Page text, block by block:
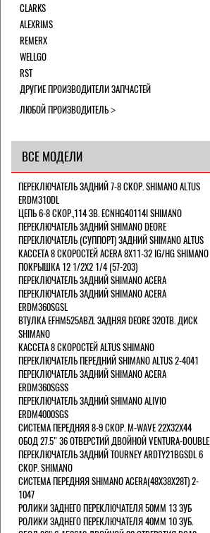
CLARKS
ALEXRIMS
REMERX
WELLGO
RST
ДРУГИЕ ПРОИЗВОДИТЕЛИ ЗАПЧАСТЕЙ
ЛЮБОЙ ПРОИЗВОДИТЕЛЬ
ВСЕ МОДЕЛИ
ПЕРЕКЛЮЧАТЕЛЬ ЗАДНИЙ 7-8 СКОР. SHIMANO ALTUS
ERDM310DL
ЦЕПЬ 6-8 СКОР.,114 ЗВ. ECNHG40114I SHIMANO
ПЕРЕКЛЮЧАТЕЛЬ ЗАДНИЙ SHIMANO DEORE
ПЕРЕКЛЮЧАТЕЛЬ (СУППОРТ) ЗАДНИЙ SHIMANO ALTUS
КАССЕТА 8 СКОРОСТЕЙ ACERA 8Х11-32 IG/HG SHIMANO
ПОКРЫШКА 12 1/2X2 1/4 (57-203)
ПЕРЕКЛЮЧАТЕЛЬ ЗАДНИЙ SHIMANO ACERA
ПЕРЕКЛЮЧАТЕЛЬ ЗАДНИЙ SHIMANO ACERA
ERDM360SGSL
ВТУЛКА EFHM525ABZL ЗАДНЯЯ DEORE 32ОТВ. ДИСК
SHIMANO
КАССЕТА 8 СКОРОСТЕЙ ALTUS SHIMANO
ПЕРЕКЛЮЧАТЕЛЬ ПЕРЕДНИЙ SHIMANO ALTUS 2-4041
ПЕРЕКЛЮЧАТЕЛЬ ЗАДНИЙ SHIMANO ACERA
ERDM360SGSS
ПЕРЕКЛЮЧАТЕЛЬ ЗАДНИЙ SHIMANO ALIVIO
ERDM4000SGS
СИСТЕМА ПЕРЕДНЯЯ 8-9 СКОР. M-WAVE 22Х32Х44
ОБОД 27.5" 36 ОТВЕРСТИЙ ДВОЙНОЙ VENTURA-DOUBLE
ПЕРЕКЛЮЧАТЕЛЬ ЗАДНИЙ TOURNEY ARDTY21BGSDL 6
СКОР. SHIMANO
СИСТЕМА ПЕРЕДНЯЯ SHIMANO ACERA(48Х38Х28Т) 2-
1047
РОЛИКИ ЗАДНЕГО ПЕРЕКЛЮЧАТЕЛЯ 50ММ 13 ЗУБ
РОЛИКИ ЗАДНЕГО ПЕРЕКЛЮЧАТЕЛЯ 40ММ 10 ЗУБ.